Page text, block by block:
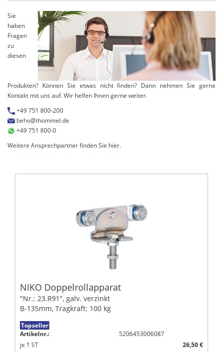
Sie
haben
Fragen
zu
diesen
Produkten? Können Sie etwas nicht finden? Dann nehmen Sie gerne
Kontakt mit uns auf. Wir helfen Ihnen gerne weiter.
+49 751 800-200
beho@thommel.de
+49 751 800-0
Weitere Ansprechpartner finden Sie hier.
NIKO Doppelrollapparat
"Nr.: 23.R91", galv. verzinkt
B-135mm, Tragkraft: 100 kg
Topseller
Artikelnr.:
5206453006087
je 1 ST 26,50 €